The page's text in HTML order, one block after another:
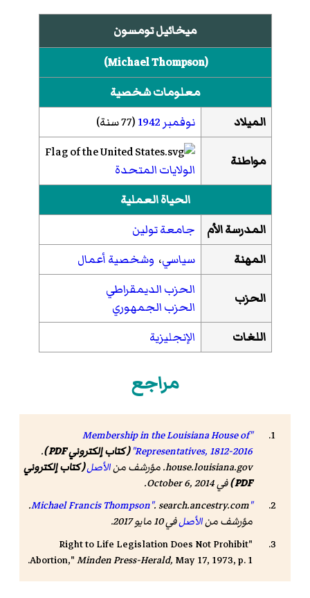
ميخائيل تومسون
(
Michael Thompson
)‏
معلومات شخصية
الميلاد
نوفمبر 1942(77 سنة)
مواطنة
الولايات المتحدة
الحياة العملية
المدرسة الأم
جامعة تولين
المهنة
سياسي، وشخصية أعمال
الحزب
الحزب الديمقراطي
الحزب الجمهوري
اللغات
الإنجليزية
مراجع
"Membership in the Louisiana House of
Representatives, 1812-2016" ( كتاب إلكتروني PDF )
.
house.louisiana.gov. مؤرشف من
الأصل( كتاب إلكتروني
PDF ) في October 6, 2014
.
"Michael Francis Thompson"
. search.ancestry.com.
مؤرشف منالأصلفي 10 مايو 2017
.
"Right to Life Legislation Does Not Prohibit
Abortion,"Minden Press-Herald, May 17, 1973, p. 1.